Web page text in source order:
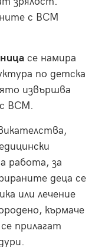
с ВСМ
се намира
по детска
извършва
ВСМ.
работа, за
деца се
или лечение
кърмаче
прилагат